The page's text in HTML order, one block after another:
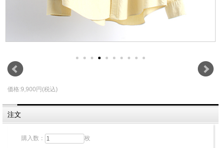
価格:9,900円(税込)
注文
購入数： 枚